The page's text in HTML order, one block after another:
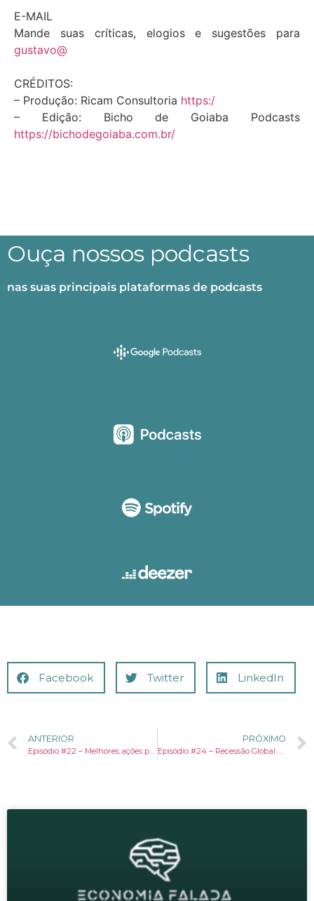
E-MAIL
Mande suas críticas, elogios e sugestões para
gustavo@
CRÉDITOS:
– Produção: Ricam Consultoria https:/
– Edição: Bicho de Goiaba Podcasts
https://bichodegoiaba.com.br/
Ouça nossos podcasts
nas suas principais plataformas de podcasts
Facebook Twitter LinkedIn
ANTERIOR
Episódio #22 – Melhores ações para um futuro melhor
PRÓXIMO
Episódio #24 – Recessão Global: A paralisia econômica diante do Coronavírus